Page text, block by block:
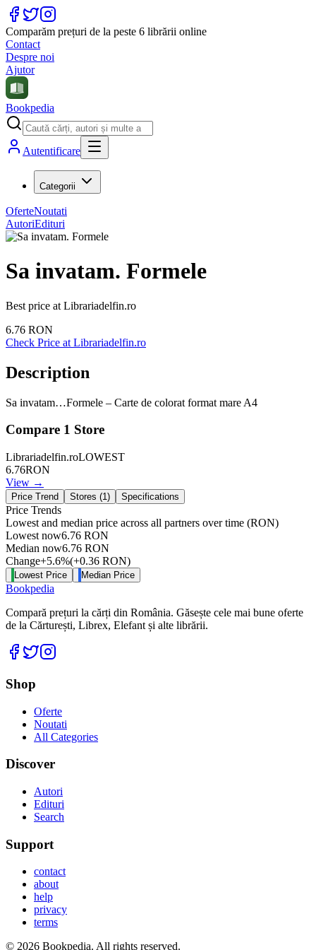
Comparăm prețuri de la peste 6 librării online
Contact
Despre noi
Ajutor
Bookpedia
Autentificare
Categorii
OferteNoutati
AutoriEdituri
Sa invatam. Formele
Best price at Librariadelfin.ro
6.76 RON
Check Price at Librariadelfin.ro
Description
Sa invatam…Formele – Carte de colorat format mare A4
Compare 1 Store
Librariadelfin.roLOWEST
6.76RON
View →
Price Trend Stores (1) Specifications
Price Trends
Lowest and median price across all partners over time (RON)
Lowest now6.76 RON
Median now6.76 RON
Change+5.6%(+0.36 RON)
Lowest Price Median Price
Bookpedia
Compară prețuri la cărți din România. Găsește cele mai bune oferte
de la Cărturești, Librex, Elefant și alte librării.
Facebook
Twitter
Shop
Oferte
Noutati
All Categories
Discover
Autori
Edituri
Search
Support
contact
about
help
privacy
terms
© 2026 Bookpedia. All rights reserved.